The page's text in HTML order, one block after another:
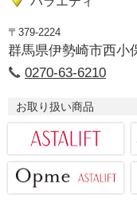
〒379-2224
群馬県伊勢崎市西
0270-63-6210
お取り扱い商品